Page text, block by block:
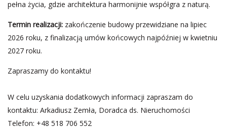
pełna życia, gdzie architektura harmonijnie współgra z naturą.
Termin realizacji: zakończenie budowy przewidziane na lipiec
2026 roku, z finalizacją umów końcowych najpóźniej w kwietniu
2027 roku.
Zapraszamy do kontaktu!
W celu uzyskania dodatkowych informacji zapraszam do
kontaktu: Arkadiusz Zemła, Doradca ds. Nieruchomości
Telefon: +48 518 706 552